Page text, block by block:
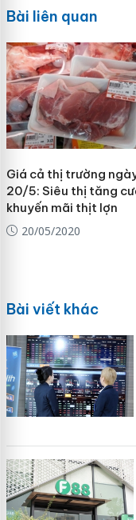
Bài liên quan
Giá cả thị trường
20/5: Siêu thị tăng
khuyến mãi thịt lợn
20/05/2020
Bài viết khác